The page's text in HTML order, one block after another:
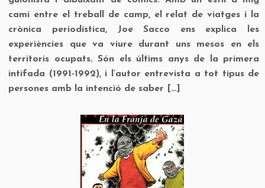
camí entre el treball de camp, el relat de viatges i la
crònica periodística, Joe Sacco ens explica les
experiències que va viure durant uns mesos en els
territoris ocupats. Són els últims anys de la primera
intifada (1991-1992), i l’autor entrevista a tot tipus de
persones amb la intenció de saber […]